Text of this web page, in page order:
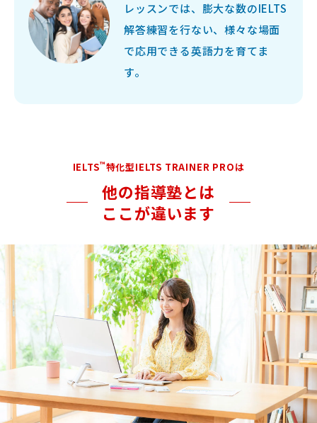
レッスンでは、膨大な数のIELTS
解答練習を行ない、様々な場面
で応用できる英語力を育てま
す。
IELTS™特化型IELTS TRAINER PROは
他の指導塾とは
ここが違います